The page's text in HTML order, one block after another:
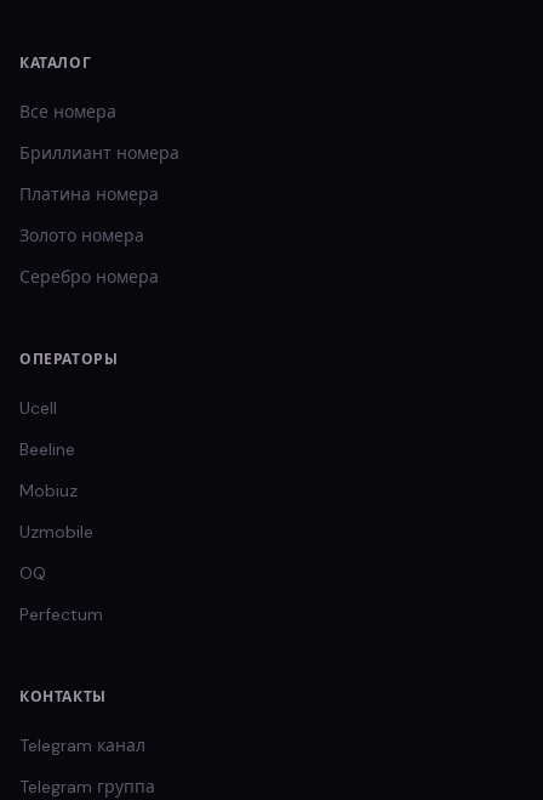
КАТАЛОГ
Все номера
Бриллиант номера
Платина номера
Золото номера
Серебро номера
ОПЕРАТОРЫ
Ucell
Beeline
Mobiuz
Uzmobile
OQ
Perfectum
КОНТАКТЫ
Telegram канал
Telegram группа